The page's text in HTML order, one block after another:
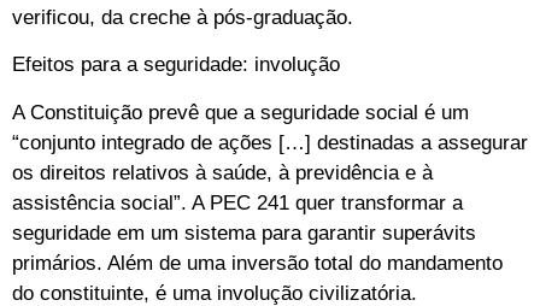
verificou, da creche à pós-graduação.
Efeitos para a seguridade: involução
A Constituição prevê que a seguridade social é um
“conjunto integrado de ações […] destinadas a assegurar
os direitos relativos à saúde, à previdência e à
assistência social”. A PEC 241 quer transformar a
seguridade em um sistema para garantir superávits
primários. Além de uma inversão total do mandamento
do constituinte, é uma involução civilizatória.